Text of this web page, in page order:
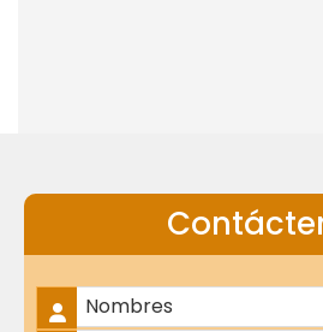
Nombre Completo *